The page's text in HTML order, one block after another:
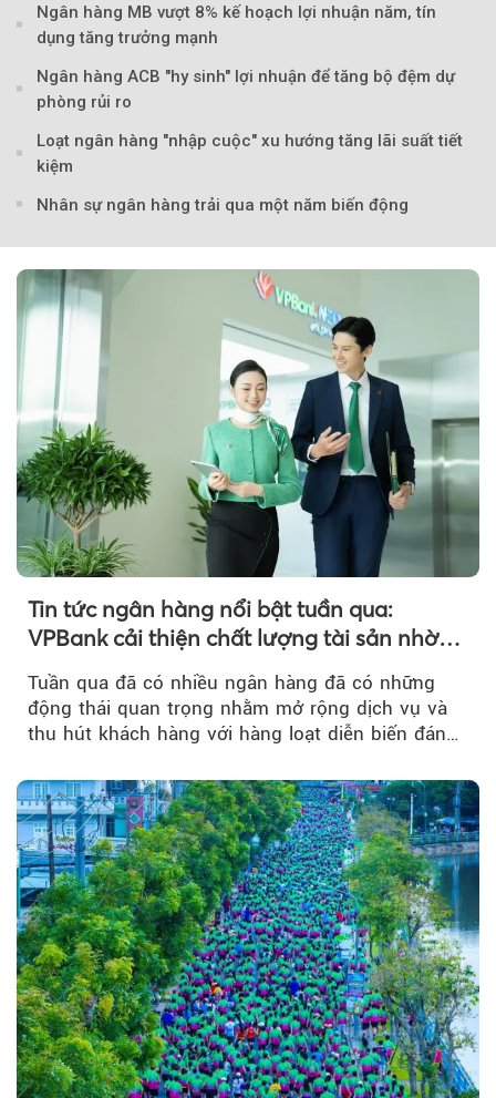
Theo
Ngân hàng MB vượt 8% kế hoạch lợi nhuận năm, tín
dụng tăng trưởng mạnh
Ngân hàng ACB "hy sinh" lợi nhuận để tăng bộ đệm dự
phòng rủi ro
Loạt ngân hàng "nhập cuộc" xu hướng tăng lãi suất tiết
kiệm
Nhân sự ngân hàng trải qua một năm biến động
Tin tức ngân hàng nổi bật tuần qua:
VPBank cải thiện chất lượng tài sản nhờ
quản trị rủi ro và công nghệ
Tuần qua đã có nhiều ngân hàng đã có những
động thái quan trọng nhằm mở rộng dịch vụ và
thu hút khách hàng với hàng loạt diễn biến đáng